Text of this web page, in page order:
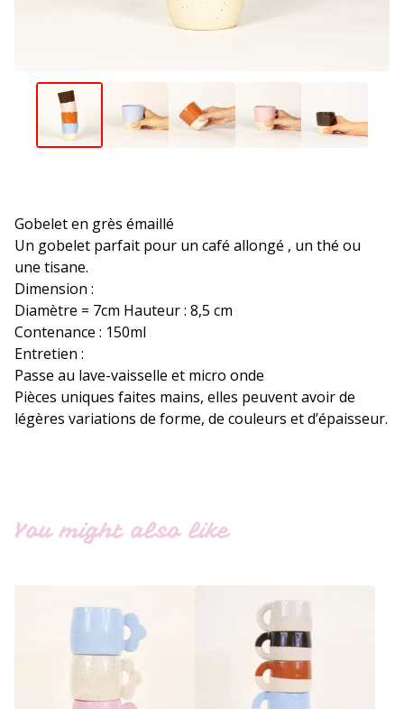
Gobelet en grès émaillé
Un gobelet parfait pour un café allongé , un thé ou
une tisane.
Dimension :
Diamètre = 7cm Hauteur : 8,5 cm
Contenance : 150ml
Entretien :
Passe au lave-vaisselle et micro onde
Pièces uniques faites mains, elles peuvent avoir de
légères variations de forme, de couleurs et d’épaisseur.
You might also like